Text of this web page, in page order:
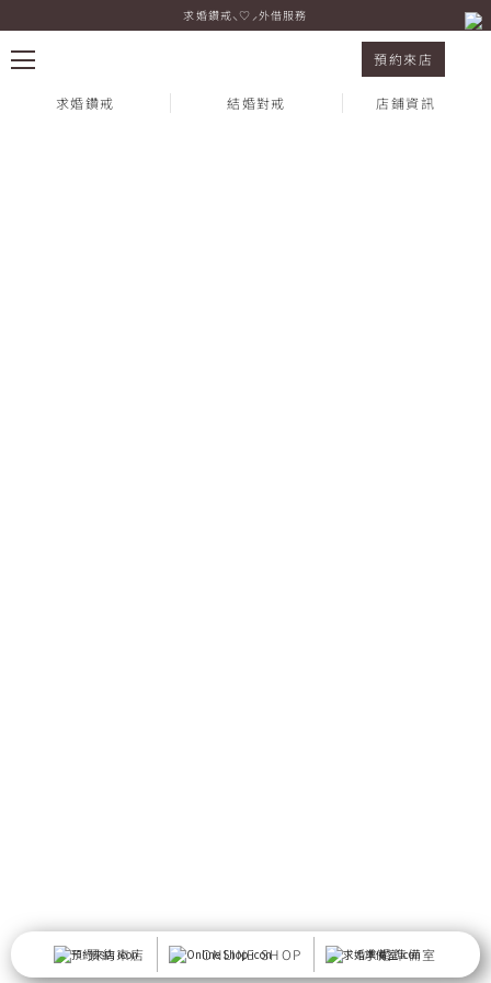
I-PRIMO 新光三越台中中港店 Jack & Eva
求婚鑽戒⸜♡⸝外借服務
預約來店
求婚鑽戒 結婚對戒 店鋪資訊
預約來店 ONLINE SHOP 求婚準備室